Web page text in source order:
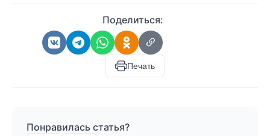
Поделиться:
Печать
Понравилась статья?